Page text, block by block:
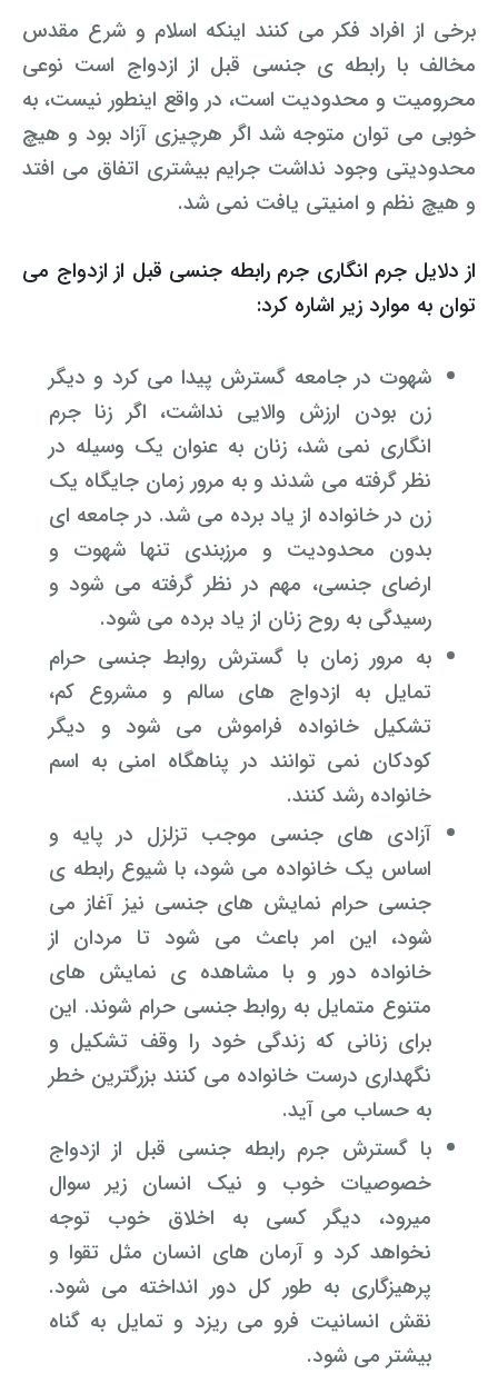
برخی از افراد فکر می کنند اینکه اسلام و شرع مقدس
مخالف با رابطه ی جنسی قبل از ازدواج است نوعی
محرومیت و محدودیت است، در واقع اینطور نیست، به
خوبی می توان متوجه شد اگر هرچیزی آزاد بود و هیچ
محدودیتی وجود نداشت جرایم بیشتری اتفاق می افتد
و هیچ نظم و امنیتی یافت نمی شد.
از دلایل جرم انگاری جرم رابطه جنسی قبل از ازدواج می
توان به موارد زیر اشاره کرد:
شهوت در جامعه گسترش پیدا می کرد و دیگر
زن بودن ارزش والایی نداشت، اگر زنا جرم
انگاری نمی شد، زنان به عنوان یک وسیله در
نظر گرفته می شدند و به مرور زمان جایگاه یک
زن در خانواده از یاد برده می شد. در جامعه ای
بدون محدودیت و مرزبندی تنها شهوت و
ارضای جنسی، مهم در نظر گرفته می شود و
رسیدگی به روح زنان از یاد برده می شود.
به مرور زمان با گسترش روابط جنسی حرام
تمایل به ازدواج های سالم و مشروع کم،
تشکیل خانواده فراموش می شود و دیگر
کودکان نمی توانند در پناهگاه امنی به اسم
خانواده رشد کنند.
آزادی های جنسی موجب تزلزل در پایه و
اساس یک خانواده می شود، با شیوع رابطه ی
جنسی حرام نمایش های جنسی نیز آغاز می
شود، این امر باعث می شود تا مردان از
خانواده دور و با مشاهده ی نمایش های
متنوع متمایل به روابط جنسی حرام شوند. این
برای زنانی که زندگی خود را وقف تشکیل و
نگهداری درست خانواده می کنند بزرگترین خطر
به حساب می آید.
با گسترش جرم رابطه جنسی قبل از ازدواج
خصوصیات خوب و نیک انسان زیر سوال
میرود، دیگر کسی به اخلاق خوب توجه
نخواهد کرد و آرمان های انسان مثل تقوا و
پرهیزگاری به طور کل دور انداخته می شود.
نقش انسانیت فرو می ریزد و تمایل به گناه
بیشتر می شود.